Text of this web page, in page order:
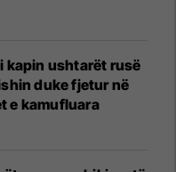
kapin ushtarët rusë
duke fjetur në
e kamufluara